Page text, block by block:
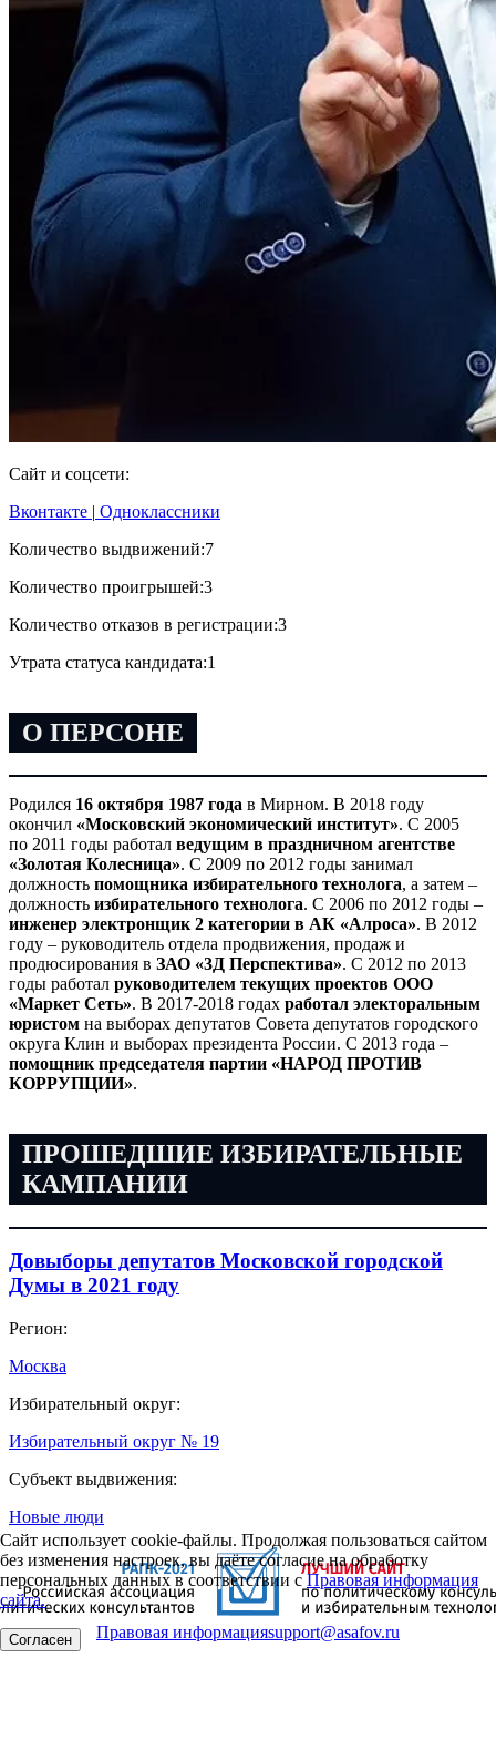
Сайт и соцсети:
Вконтакте | Одноклассники
Количество выдвижений:7
Количество проигрышей:3
Количество отказов в регистрации:3
Утрата статуса кандидата:1
О ПЕРСОНЕ
Родился 16 октября 1987 года в Мирном. В 2018 году
окончил «Московский экономический институт». С 2005
по 2011 годы работал ведущим в праздничном агентстве
«Золотая Колесница». С 2009 по 2012 годы занимал
должность помощника избирательного технолога, а затем –
должность избирательного технолога. С 2006 по 2012 годы –
инженер электронщик 2 категории в АК «Алроса». В 2012
году – руководитель отдела продвижения, продаж и
продюсирования в ЗАО «3Д Перспектива». С 2012 по 2013
годы работал руководителем текущих проектов ООО
«Маркет Сеть». В 2017-2018 годах работал электоральным
юристом на выборах депутатов Совета депутатов городского
округа Клин и выборах президента России. С 2013 года –
помощник председателя партии «НАРОД ПРОТИВ
КОРРУПЦИИ».
ПРОШЕДШИЕ ИЗБИРАТЕЛЬНЫЕ
КАМПАНИИ
Довыборы депутатов Московской городской
Думы в 2021 году
Регион:
Москва
Избирательный округ:
Избирательный округ № 19
Субъект выдвижения:
Новые люди
Сайт использует cookie-файлы. Продолжая пользоваться сайтом
без изменения настроек, вы даёте согласие на обработку
персональных данных в соответствии сПравовая информация
сайта.
Согласен Правовая информацияsupport@asafov.ru